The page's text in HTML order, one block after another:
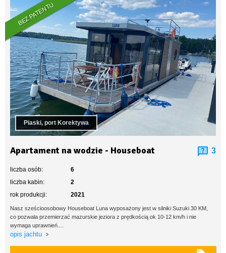
BEZ PATENTU
Piaski, port Korektywa
Apartament na wodzie - Houseboat 3
liczba osób:
6
liczba kabin:
2
rok produkcji:
2021
Nasz sześcioosobowy Houseboat Luna wyposażony jest w silniki Suzuki 30 KM,
co pozwala przemierzać mazurskie jeziora z prędkością ok 10-12 km/h i nie
wymaga uprawnień....
opis jachtu